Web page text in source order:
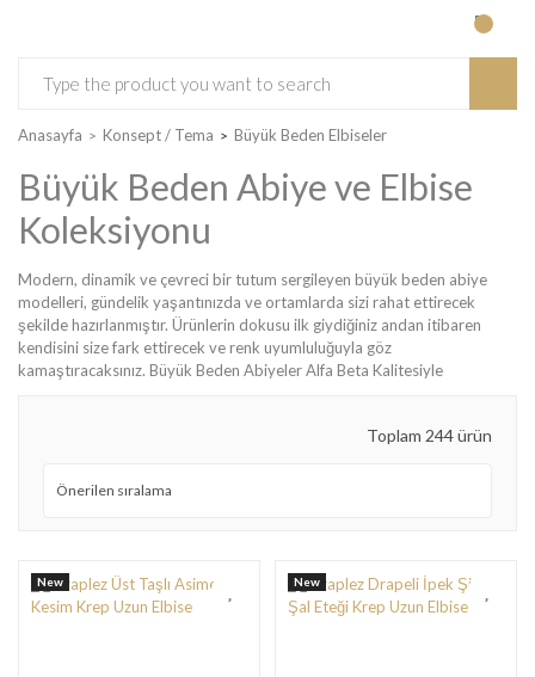
Anasayfa Konsept / Tema Büyük Beden Elbiseler
Büyük Beden Abiye ve Elbise
Koleksiyonu
Modern, dinamik ve çevreci bir tutum sergileyen büyük beden abiye
modelleri, gündelik yaşantınızda ve ortamlarda sizi rahat ettirecek
şekilde hazırlanmıştır. Ürünlerin dokusu ilk giydiğiniz andan itibaren
kendisini size fark ettirecek ve renk uyumluluğuyla göz
kamaştıracaksınız. Büyük Beden Abiyeler Alfa Beta Kalitesiyle
Toplam 244 ürün
New New